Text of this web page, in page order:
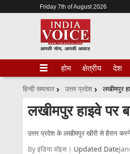
Friday 7th of August 2026
होम क्षेत्रीय देश
हिन्दी समाचार उत्तर प्रदेश लखीमपुर
लखीमपुर हाइवे पर
उत्तर प्रदेश के लखीमपुर खीरी से हैरान
By इंडिया वॉइस
Updated Date